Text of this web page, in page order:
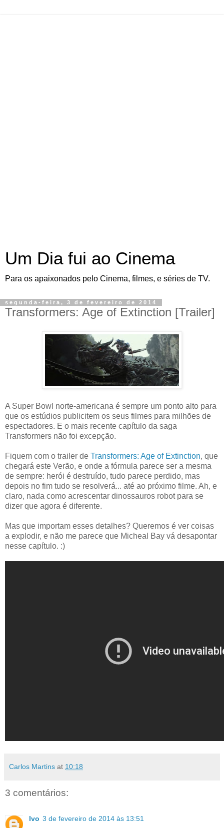
Um Dia fui ao Cinema
Para os apaixonados pelo Cinema, filmes, e séries de TV.
segunda-feira, 3 de fevereiro de 2014
Transformers: Age of Extinction [Trailer]
A Super Bowl norte-americana é sempre um ponto alto para
que os estúdios publicitem os seus filmes para milhões de
espectadores. E o mais recente capítulo da saga
Transformers não foi excepção.
Fiquem com o trailer de Transformers: Age of Extinction, que
chegará este Verão, e onde a fórmula parece ser a mesma
de sempre: herói é destruído, tudo parece perdido, mas
depois no fim tudo se resolverá... até ao próximo filme. Ah, e
claro, nada como acrescentar dinossauros robot para se
dizer que agora é diferente.
Mas que importam esses detalhes? Queremos é ver coisas
a explodir, e não me parece que Micheal Bay vá desapontar
nesse capítulo. :)
Carlos Martins at 10:18
3 comentários:
Ivo 3 de fevereiro de 2014 às 13:51